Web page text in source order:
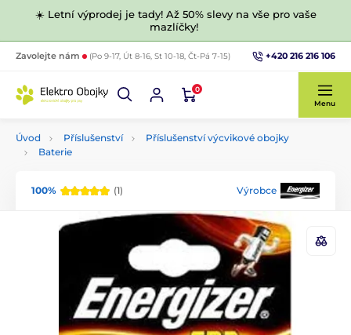
☀️ Letní výprodej je tady! Až 50% slevy na vše pro vaše
mazlíčky!
Zavolejte nám (Po 9-17, Út 8-16, St 10-18, Čt-Pá 7-15) +420 216 216 106
0
Menu
Úvod Příslušenství
Příslušenství výcvikové obojky
Baterie
100% (1) Výrobce